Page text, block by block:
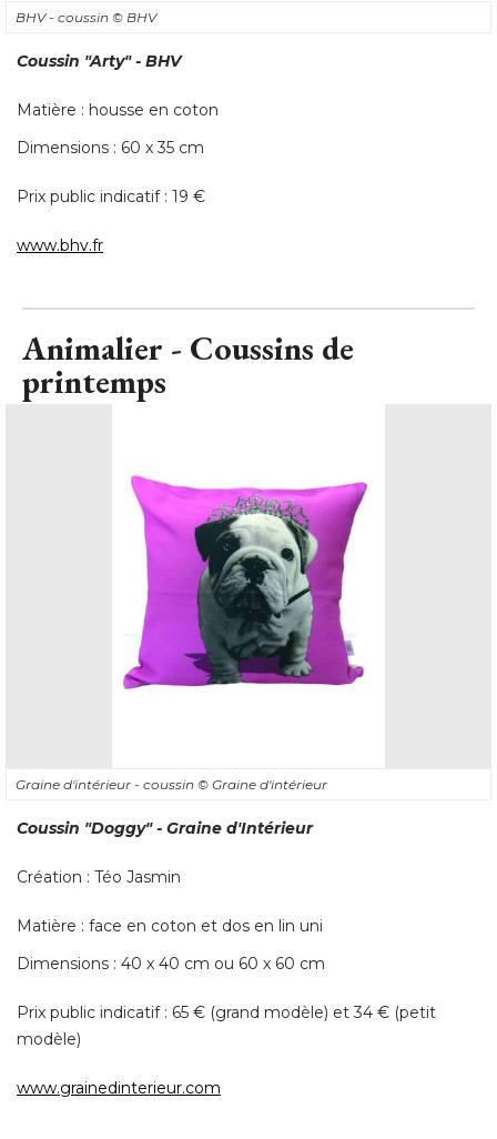
BHV - coussin © BHV
Coussin "Arty" - BHV
Matière : housse en coton
Dimensions : 60 x 35 cm
Prix public indicatif : 19 €
www.bhv.fr
Animalier - Coussins de
printemps
Graine d'intérieur - coussin © Graine d'intérieur
Coussin "Doggy" - Graine d'Intérieur
Création : Téo Jasmin
Matière : face en coton et dos en lin uni
Dimensions : 40 x 40 cm ou 60 x 60 cm
Prix public indicatif : 65 € (grand modèle) et 34 € (petit
modèle)
www.grainedinterieur.com